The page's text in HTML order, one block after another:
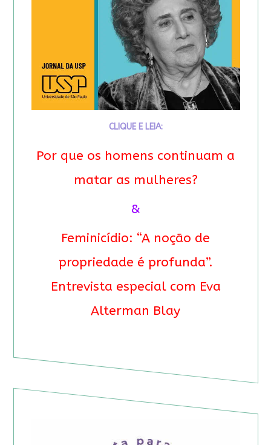
CLIQUE E LEIA:
Por que os homens continuam a
matar as mulheres?
&
Feminicídio: “A noção de
propriedade é profunda”.
Entrevista especial com Eva
Alterman Blay